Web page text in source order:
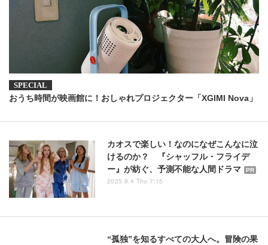
おうち時間が映画館に！おしゃれプロジェクター「XGIMI Nova」
カオスで楽しい！なのになぜこんなに泣
けるのか？ 『シャッフル・フライデ
ー』が紡ぐ、予測不能な人間ドラマ
PR
2025.9.4 Thu 7:15
“孤独”を知るすべての大人へ。冒険の果